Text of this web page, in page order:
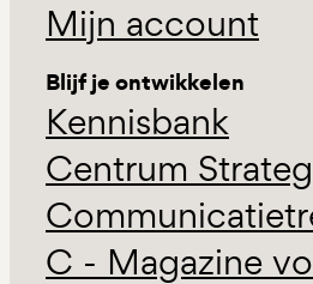
Mijn account
Blijf je ontwikkelen
Kennisbank
Centrum
C - Magazine